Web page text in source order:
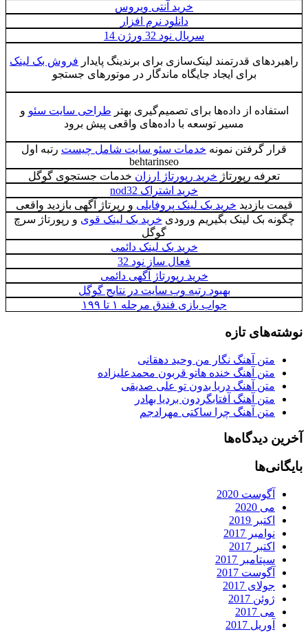
خرید آنتی ویروس
دانلود نرم افزار
سریال نود 32 ورژن 14
راهبردهای قدرتمند لینک‌سازی برای برندینگ پایدار فروش بک لینک
برای ایجاد جایگاه ماندگار در موتورهای جستجو
استفاده از داده‌ها برای تصمیم‌گیری بهتر طراحی سایت سئو و
مسیر توسعه با داده‌های واقعی پیش برود
قرار گرفتن نمونه خدمات سئو سایت شامل چیست رتبه اول
behtarinseo
تعرفه رپورتاژ خرید رپورتاژ ارزان خدمات جستجوی گوگل
خرید اشتراک nod32
قیمت بازدید خرید بک لینک پروفایلی و رپرتاژ آگهی بازدید واقعی
چگونه بک لینک بگیریم ورودی خرید بک لینک قوی و رپورتاژ سرچ
گوگل
خرید بک لینک دائمی
فعال ساز نود 32
خرید رپورتاژ آگهی دائمی
بهبود رتبه وب سایت در نتایج گوگل
جواب بازی فندق مرحله ۱ تا ۱۹۹
نوشته‌های تازه
متن آهنگ نگار من وحید دهقانی
متن آهنگ خنده هاتو قربون محمدعلیزاده
متن آهنگ دریا بدون تو علی صدیقی
متن آهنگ آفتابگردون بردیا بهادر
متن آهنگ چرا ساکتی مهرادجم
آخرین دیدگاه‌ها
بایگانی‌ها
آگوست 2020
می 2020
اکتبر 2019
نوامبر 2017
اکتبر 2017
سپتامبر 2017
آگوست 2017
جولای 2017
ژوئن 2017
می 2017
آوریل 2017